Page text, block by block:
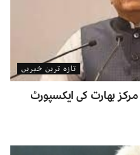
تازہ ترین خبریں
مرکز بھارت کی ایکسپورٹ